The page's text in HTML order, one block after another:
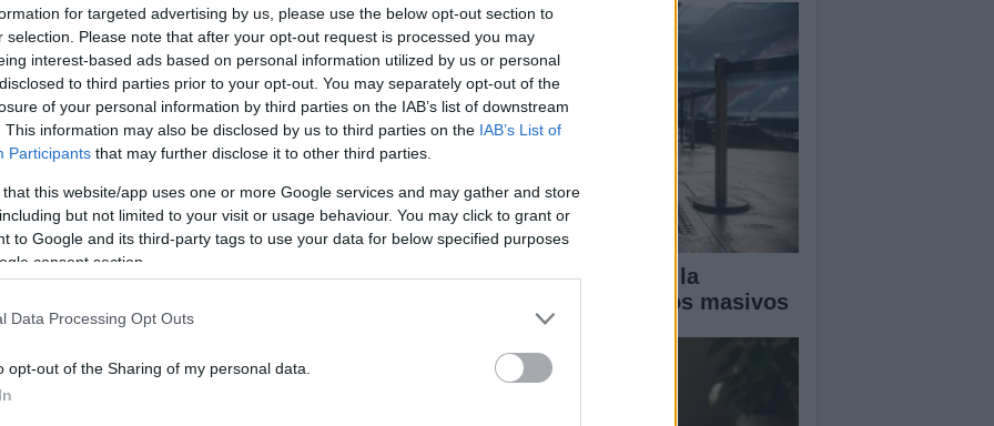
for targeted advertising by us, please use the below opt-out section to
selection. Please note that after your opt-out request is processed you may
interest-based ads based on personal information utilized by us or personal
to third parties prior to your opt-out. You may separately opt-out of the
of your personal information by third parties on the IAB’s list of downstream
This information may also be disclosed by us to third parties on the IAB’s List of
Participants that may further disclose it to other third parties.
that this website/app uses one or more Google services and may gather and store
but not limited to your visit or usage behaviour. You may click to grant or
to Google and its third-party tags to use your data for below specified purposes
consent section.
Data Processing Opt Outs
opt-out of the Sharing of my personal data.
Guía completa para la
seguridad en eventos masivos